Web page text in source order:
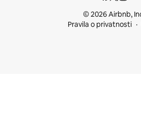
© 2026 Airbnb,
Pravila o privatnosti